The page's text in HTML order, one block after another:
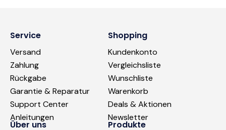
Service
Versand
Zahlung
Rückgabe
Garantie & Reparatur
Support Center
Anleitungen
Shopping
Kundenkonto
Vergleichsliste
Wunschliste
Warenkorb
Deals & Aktionen
Newsletter
Über uns Produkte